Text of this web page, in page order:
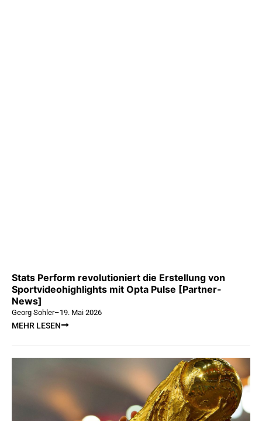
Stats Perform revolutioniert die Erstellung von
Sportvideohighlights mit Opta Pulse [Partner-
News]
Georg Sohler–19. Mai 2026
MEHR LESEN